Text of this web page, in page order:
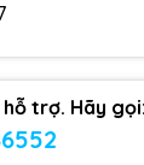
trợ. Hãy gọi: